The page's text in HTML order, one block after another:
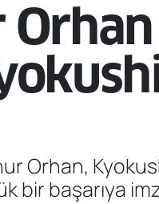
Orhan,
bir başarıya